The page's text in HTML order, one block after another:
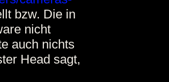
bzw. Die in
nicht
auch nichts
Head sagt,